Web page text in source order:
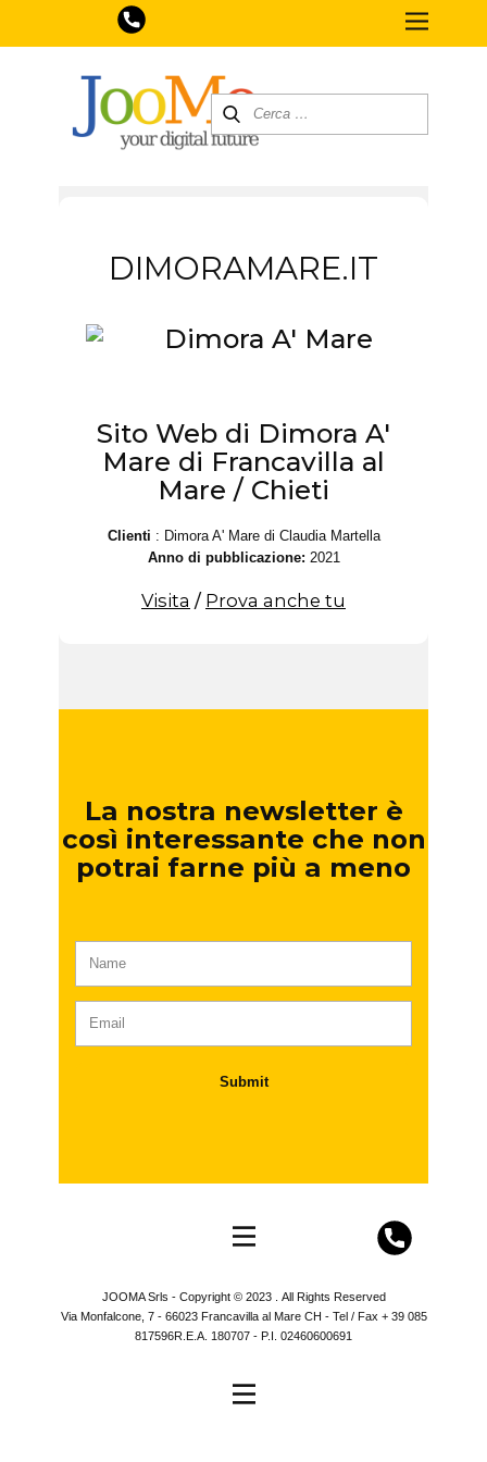
DIMORAMARE.IT
Sito Web di Dimora A'
Mare di Francavilla al
Mare / Chieti
Clienti : Dimora A' Mare di Claudia Martella
Anno di pubblicazione: 2021
Visita / Prova anche tu
La nostra newsletter è
così interessante che non
potrai farne più a meno
Submit
JOOMA Srls - Copyright © 2023 . All Rights Reserved
Via Monfalcone, 7 - 66023 Francavilla al Mare CH - Tel / Fax + 39 085
817596R.E.A. 180707 - P.I. 02460600691